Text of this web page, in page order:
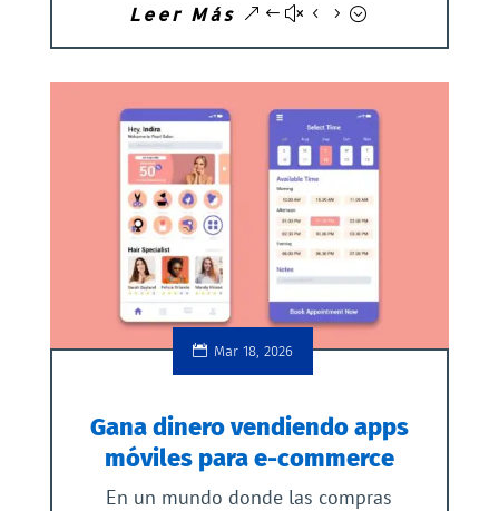
Leer Más
Mar 18, 2026
Gana dinero vendiendo apps
móviles para e-commerce
En un mundo donde las compras